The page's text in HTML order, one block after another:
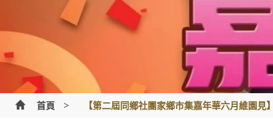
首頁 > 【第二屆同鄉社團家鄉市集嘉年華六月維園見